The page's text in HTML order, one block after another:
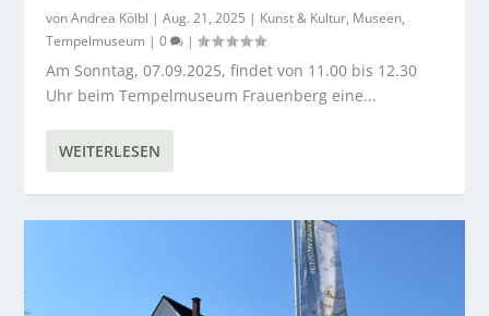
vonAndrea Kölbl |Aug. 21, 2025 | Kunst & Kultur, Museen,
Tempelmuseum |0 |
Am Sonntag, 07.09.2025, findet von 11.00 bis 12.30
Uhr beim Tempelmuseum Frauenberg eine...
WEITERLESEN